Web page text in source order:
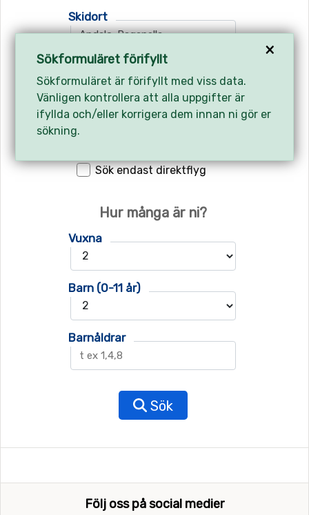
Skidort
Flygplats 1
Flygplats 2
Sök endast direktflyg
Hur många är ni?
Vuxna
Barn (0-11 år)
Barnåldrar
Sök
Följ oss på social medier
×
Sökformuläret förifyllt
Sökformuläret är förifyllt med viss data.
Vänligen kontrollera att alla uppgifter är
ifyllda och/eller korrigera dem innan ni gör er
sökning.